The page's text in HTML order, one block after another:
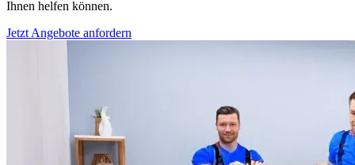
Ihnen helfen können.
Jetzt Angebote anfordern